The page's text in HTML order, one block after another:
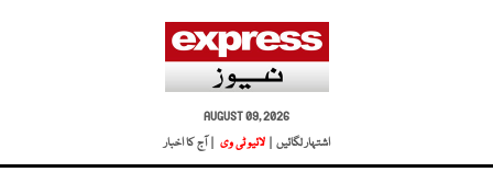
AUGUST 09, 2026
اشتہار لگائیں |
لائیو ٹی وی | آج کا اخبار